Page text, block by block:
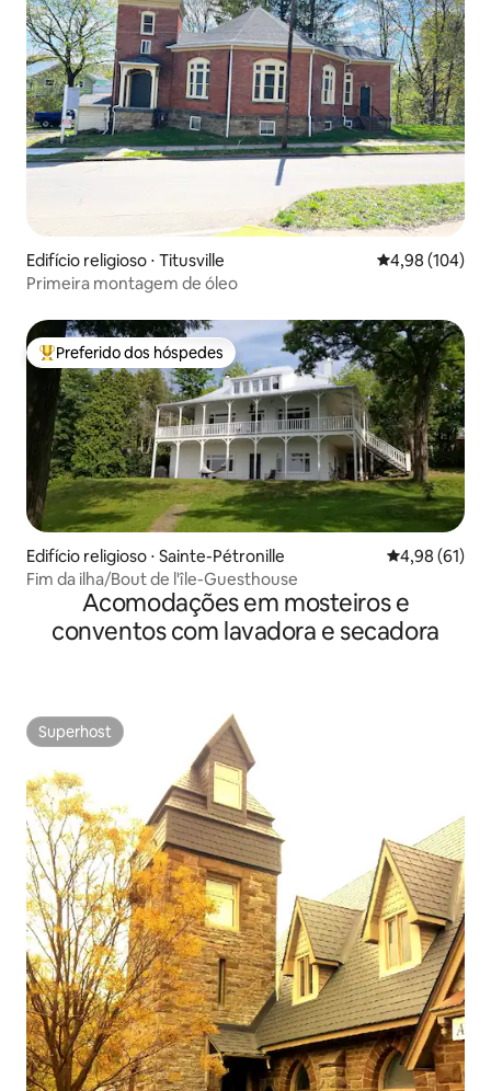
Edifício religioso ⋅ Titusville 4,98 de uma
4,98 (104)
Primeira montagem de óleo
Entre os melhores preferidos dos hóspedes
Preferido dos hóspedes
Edifício religioso ⋅ Sainte-Pétronille 4,98 de uma
4,98 (61)
Fim da ilha/Bout de l'île-Guesthouse
Acomodações em mosteiros e
conventos com lavadora e secadora
Superhost
Superhost